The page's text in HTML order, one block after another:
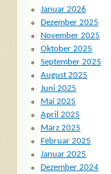
Januar 2026
Dezember 2025
November 2025
Oktober 2025
September 2025
August 2025
Juni 2025
Mai 2025
April 2025
März 2025
Februar 2025
Januar 2025
Dezember 2024